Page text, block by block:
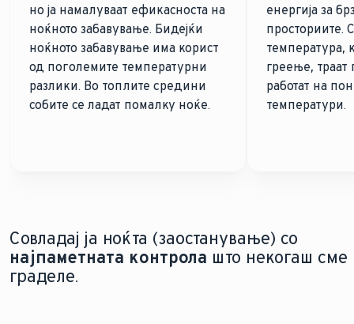
но ја намалуваат ефикасноста на
ноќното забавување. Бидејќи
ноќното забавување има корист
од поголемите температурни
разлики. Во топлите средини
собите се ладат помалку ноќе.
енергија за
просториите.
температура,
греење, траат
работат на
температури.
Совладај ја ноќта (заостанување) со
најпаметната контрола што некогаш сме
граделе.